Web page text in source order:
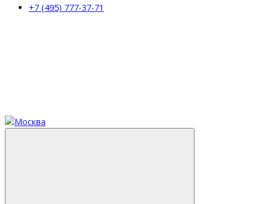
+7 (495) 777-37-71